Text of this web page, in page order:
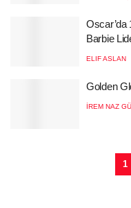
Oscar’da
Barbie
ELIF ASLAN
Golden
İREM NAZ
1